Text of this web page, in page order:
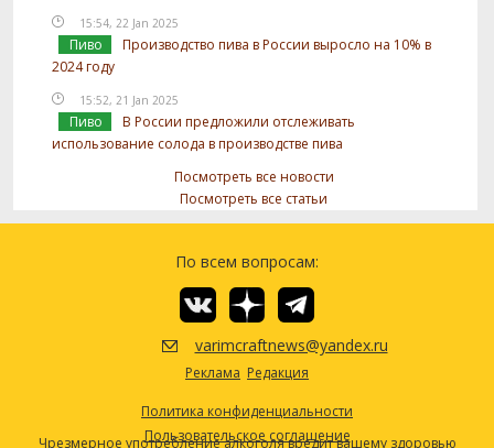
15:54, 22 Jan 2025
Пиво
Производство пива в России выросло на 10% в
2024 году
15:52, 21 Jan 2025
Пиво
В России предложили отслеживать
использование солода в производстве пива
Посмотреть все новости
Посмотреть все статьи
По всем вопросам:
varimcraftnews@yandex.ru
Реклама Редакция
Политика конфиденциальности
Пользовательское соглашение
Чрезмерное употребление алкоголя вредит вашему здоровью